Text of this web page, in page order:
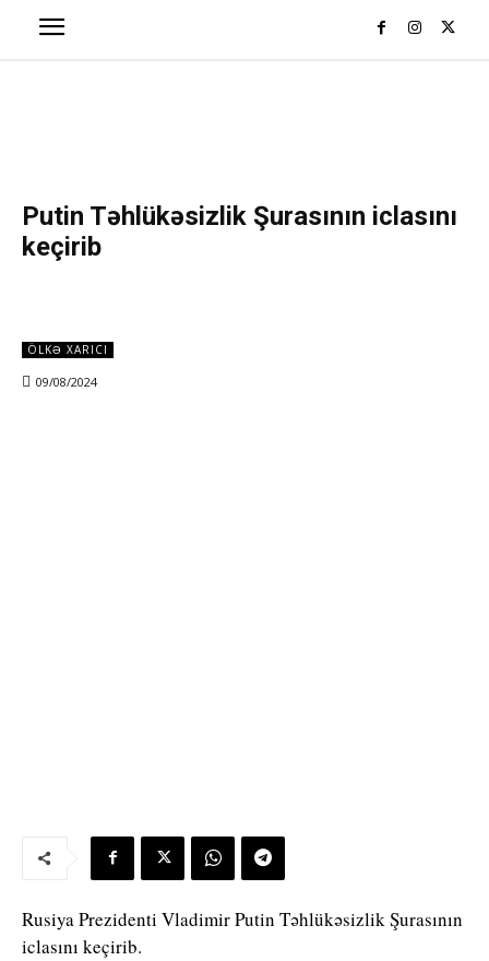
Putin Təhlükəsizlik Şurasının iclasını
keçirib
ÖLKƏ XARICI
09/08/2024
Rusiya Prezidenti Vladimir Putin Təhlükəsizlik Şurasının
iclasını keçirib.